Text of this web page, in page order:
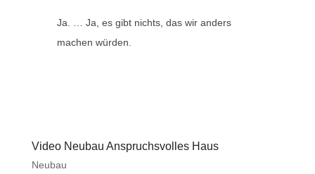
Ja. … Ja, es gibt nichts, das wir anders
machen würden.
Video Neubau Anspruchsvolles Haus
Neubau